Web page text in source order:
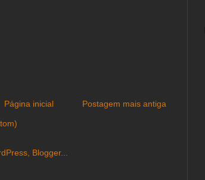
Postagem mais antiga
Página inicial